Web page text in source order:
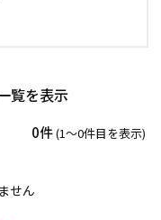
覧を表示
0件(1〜0件目を表示)
せん